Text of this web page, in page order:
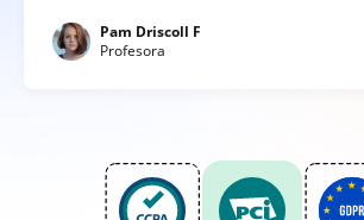
Pam Driscoll F
Profesora